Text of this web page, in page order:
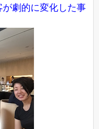
が劇的に変化した事